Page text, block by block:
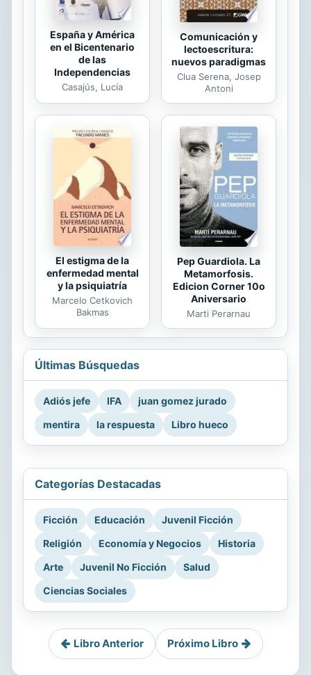
España y América
en el Bicentenario
de las
Independencias
Casajús, Lucía
Comunicación y
lectoescritura:
nuevos paradigmas
Clua Serena, Josep
Antoni
El estigma de la
enfermedad mental
y la psiquiatría
Marcelo Cetkovich
Bakmas
Pep Guardiola. La
Metamorfosis.
Edicion Corner 10o
Aniversario
Marti Perarnau
Últimas Búsquedas
Adiós jefe IFA
juan gomez jurado
mentira
la respuesta Libro hueco
Categorías Destacadas
Ficción Educación
Juvenil Ficción
Religión
Economía y Negocios
Historia
Arte
Juvenil No Ficción
Salud
Ciencias Sociales
Libro Anterior Próximo Libro